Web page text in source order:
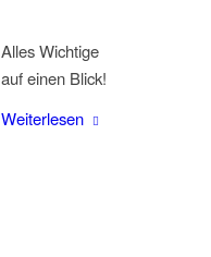
Alles Wichtige
auf einen Blick!
Weiterlesen